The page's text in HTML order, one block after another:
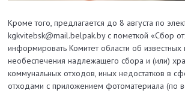
Кроме того, предлагается до 8 августа по
kgkvitebsk@mail.belpak.by с пометкой «Сбор
информировать Комитет области об
необеспечения надлежащего сбора и (или)
коммунальных отходов, иных недостатков в
отходами с приложением фотоматериала (по